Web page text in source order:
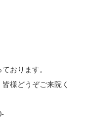
おります。
様どうぞご来院く